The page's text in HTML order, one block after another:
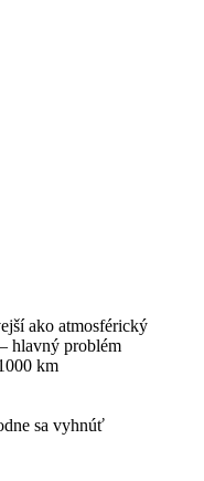
ako atmosférický
hlavný problém
km
sa vyhnúť